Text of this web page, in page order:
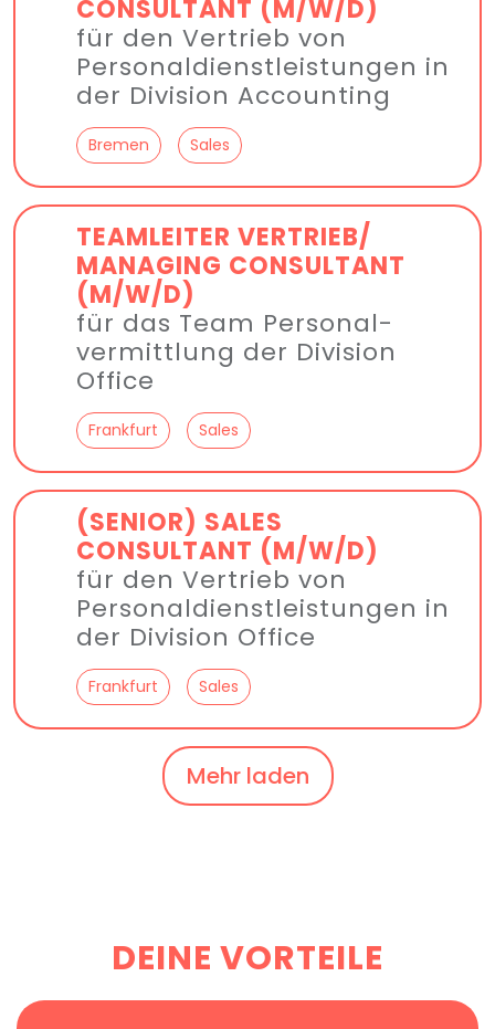
CONSULTANT (M/W/D)
für den Vertrieb von
Personal­dienst­leistungen in
der Division Accounting
Bremen Sales
TEAMLEITER VERTRIEB/
MANAGING CONSULTANT
(M/W/D)
für das Team Personal­
vermittlung der Division
Office
Frankfurt Sales
(SENIOR) SALES
CONSULTANT (M/W/D)
für den Vertrieb von
Personal­dienst­leistungen in
der Division Office
Frankfurt Sales
Mehr laden
DEINE VORTEILE